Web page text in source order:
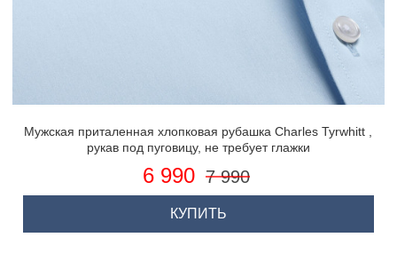
Мужская приталенная хлопковая рубашка Charles Tyrwhitt ,
рукав под пуговицу, не требует глажки
6 990 7 990
КУПИТЬ